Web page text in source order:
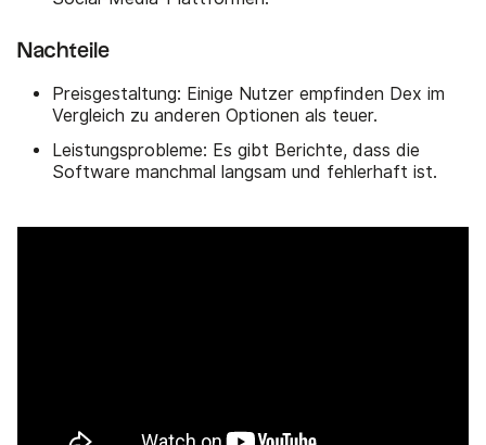
Nachteile
Preisgestaltung: Einige Nutzer empfinden Dex im
Vergleich zu anderen Optionen als teuer.
Leistungsprobleme: Es gibt Berichte, dass die
Software manchmal langsam und fehlerhaft ist.